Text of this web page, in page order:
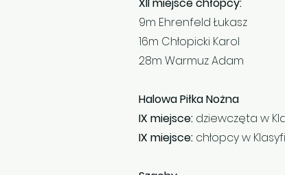
9m Ehrenfeld Łukasz
16m Chłopicki Karol
28m Warmuz Adam
Halowa Piłka Nożna
IX miejsce: dziewczęta w
IX miejsce: chłopcy w